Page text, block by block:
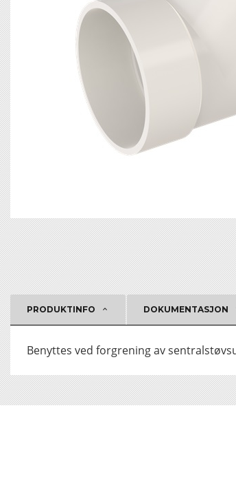
PRODUKTINFO DOKUMENTASJON
Benyttes ved forgrening av